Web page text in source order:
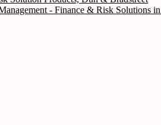
- Finance & Risk Solutions